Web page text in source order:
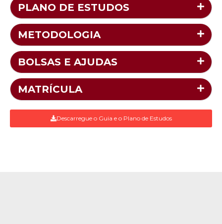
PLANO DE ESTUDOS
METODOLOGIA
BOLSAS E AJUDAS
MATRÍCULA
Descarregue o Guia e o Plano de Estudos